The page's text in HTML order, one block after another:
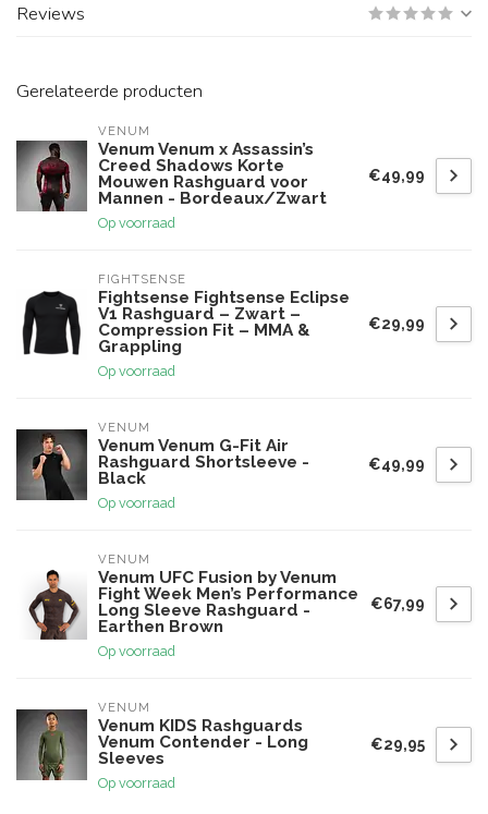
Reviews
Gerelateerde producten
VENUM
Venum Venum x Assassin’s
Creed Shadows Korte
Mouwen Rashguard voor
Mannen - Bordeaux/Zwart
Op voorraad
€49,99
FIGHTSENSE
Fightsense Fightsense Eclipse
V1 Rashguard – Zwart –
Compression Fit – MMA &
Grappling
Op voorraad
€29,99
VENUM
Venum Venum G-Fit Air
Rashguard Shortsleeve -
Black
Op voorraad
€49,99
VENUM
Venum UFC Fusion by Venum
Fight Week Men’s Performance
Long Sleeve Rashguard -
Earthen Brown
Op voorraad
€67,99
VENUM
Venum KIDS Rashguards
Venum Contender - Long
Sleeves
Op voorraad
€29,95